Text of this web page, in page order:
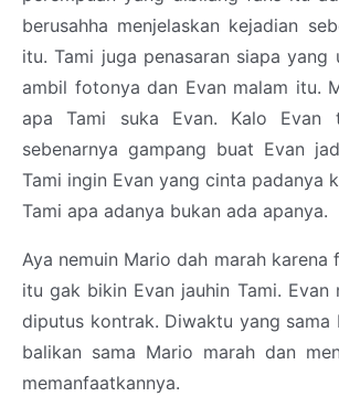
berusahha menjelaskan kejadian
itu. Tami juga penasaran siapa yang
ambil fotonya dan Evan malam itu.
apa Tami suka Evan. Kalo Evan
sebenarnya gampang buat Evan
Tami ingin Evan yang cinta padanya
Tami apa adanya bukan ada apanya.
Aya nemuin Mario dah marah
itu gak bikin Evan jauhin Tami. Evan
diputus kontrak. Diwaktu yang sama
balikan sama Mario marah dan
memanfaatkannya.